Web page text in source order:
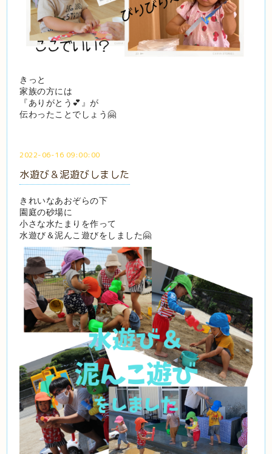
きっと
家族の方には
『ありがとう💕』が
伝わったことでしょう🤗
2022-06-16 09:00:00
水遊び＆泥遊びしました
きれいなあおぞらの下
園庭の砂場に
小さな水たまりを作って
水遊び＆泥んこ遊びをしました🤗